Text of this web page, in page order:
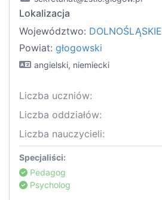
Lokalizacja
Województwo: DOLNOŚLĄSKIE
Powiat: głogowski
angielski, niemiecki
Liczba uczniów:
Liczba oddziałów:
Liczba nauczycieli:
Specjaliści:
Pedagog
Psycholog